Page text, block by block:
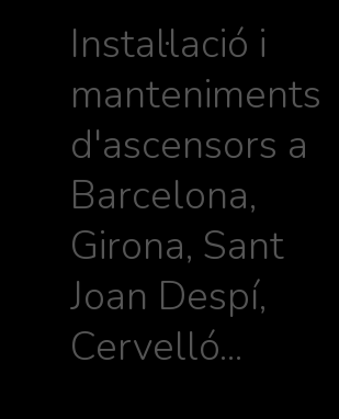
Instal·lació i
manteniments
d'ascensors a
Barcelona,
Girona, Sant
Joan Despí,
Cervelló...